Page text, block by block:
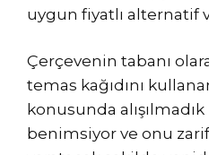
uygun fiyatlı alternatif
Çerçevenin tabanı
temas kağıdını
konusunda
benimsiyor ve onu